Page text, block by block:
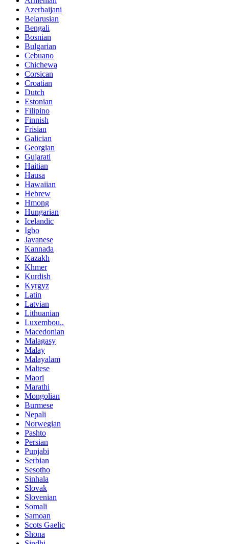
Azerbaijani
Belarusian
Bengali
Bosnian
Bulgarian
Cebuano
Chichewa
Corsican
Croatian
Dutch
Estonian
Filipino
Finnish
Frisian
Galician
Georgian
Gujarati
Haitian
Hausa
Hawaiian
Hebrew
Hmong
Hungarian
Icelandic
Igbo
Javanese
Kannada
Kazakh
Khmer
Kurdish
Kyrgyz
Latin
Latvian
Lithuanian
Luxembou..
Macedonian
Malagasy
Malay
Malayalam
Maltese
Maori
Marathi
Mongolian
Burmese
Nepali
Norwegian
Pashto
Persian
Punjabi
Serbian
Sesotho
Sinhala
Slovak
Slovenian
Somali
Samoan
Scots Gaelic
Shona